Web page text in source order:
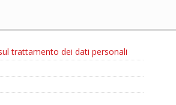
trattamento dei dati personali